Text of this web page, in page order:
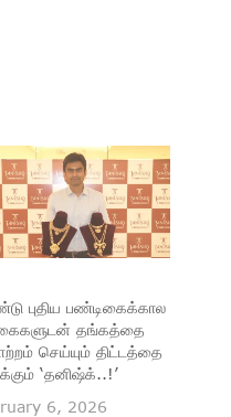
புதிய பண்டிகைக்கால
தங்கத்தை
செய்யும் திட்டத்தை
‘தனிஷ்க்..!’
6, 2026